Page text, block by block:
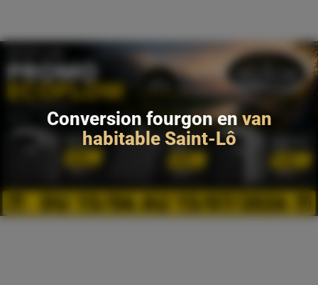
Conversion fourgon en van
habitable Saint-Lô